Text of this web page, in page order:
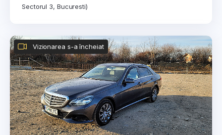
Sectorul 3, Bucuresti)
Vizionarea s-a încheiat